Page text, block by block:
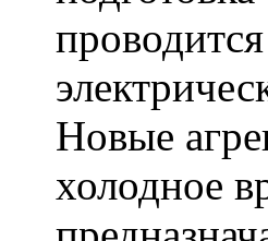
Новые
холодное